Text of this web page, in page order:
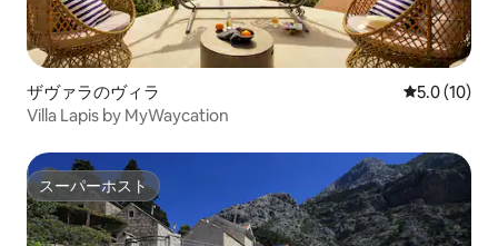
ザヴァラのヴィラ レビュー10
5.0 (10)
Villa Lapis by MyWaycation
スーパーホスト
スーパーホスト